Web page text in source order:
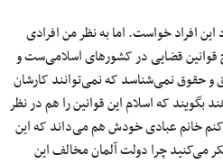
افراد خواست. اما به نظر من افرادی
قضایی در کشورهای اسلامی‌ست و
و حقوق نمی‌شناسد که نمی‌توانند کارشان
بگویند که اسلام این قوانین را هم در نظر
خانم عبادی خودش هم می‌داند که این
چرا دولت آلمان مخالف این